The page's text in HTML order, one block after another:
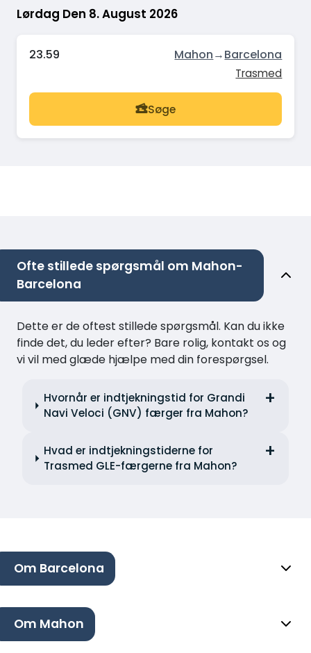
Lørdag Den 8. August 2026
23.59 Mahon→Barcelona
Trasmed
Søge
Ofte stillede spørgsmål om Mahon-
Barcelona
Dette er de oftest stillede spørgsmål. Kan du ikke
finde det, du leder efter? Bare rolig, kontakt os og
vi vil med glæde hjælpe med din forespørgsel.
Hvornår er indtjekningstid for Grandi
Navi Veloci (GNV) færger fra Mahon?
Hvad er indtjekningstiderne for
Trasmed GLE-færgerne fra Mahon?
Om Barcelona
Om Mahon